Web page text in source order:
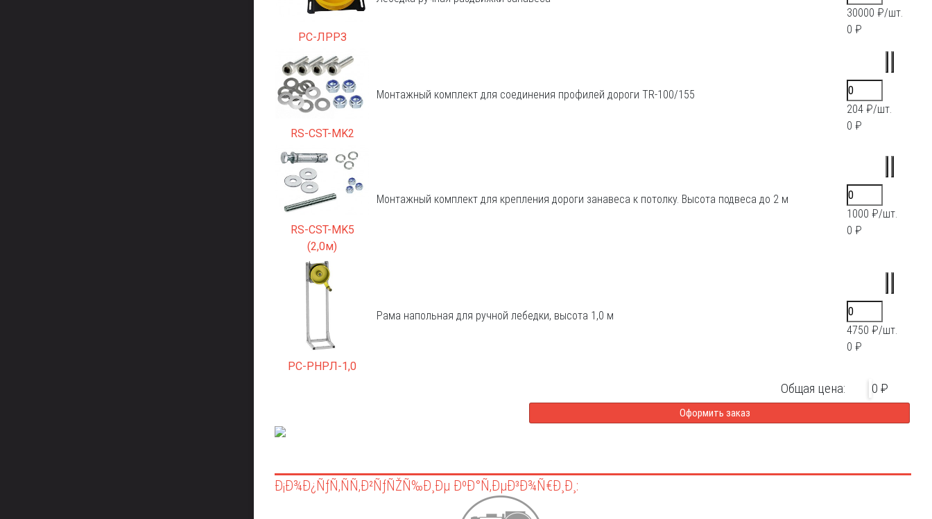
РС-ЛРРЗ
30000 ₽/шт.
0 ₽
RS-CST-MK2
Монтажный комплект для соединения профилей дороги TR-100/155
204 ₽/шт.
0 ₽
RS-CST-MK5
(2,0м)
Монтажный комплект для крепления дороги занавеса к потолку. Высота подвеса до 2 м
1000 ₽/шт.
0 ₽
РС-РНРЛ-1,0
Рама напольная для ручной лебедки, высота 1,0 м
4750 ₽/шт.
0 ₽
Общая цена: 0 ₽